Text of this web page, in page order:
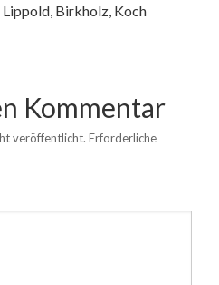
Birkholz, Koch
Kommentar
veröffentlicht. Erforderliche